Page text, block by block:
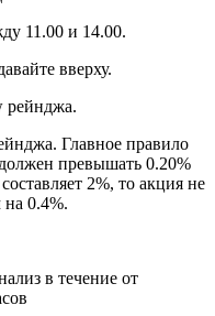
11.00 и 14.00.
вверху.
Главное правило
превышать 0.20%
2%, то акция не
на 0.4%.
в течение от